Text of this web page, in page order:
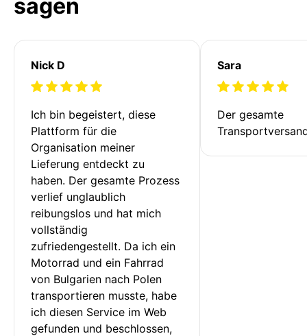
sagen
Nick D
Ich bin begeistert, diese
Plattform für die
Organisation meiner
Lieferung entdeckt zu
haben. Der gesamte Prozess
verlief unglaublich
reibungslos und hat mich
vollständig
zufriedengestellt. Da ich ein
Motorrad und ein Fahrrad
von Bulgarien nach Polen
transportieren musste, habe
ich diesen Service im Web
gefunden und beschlossen,
Sara
Der gesamte